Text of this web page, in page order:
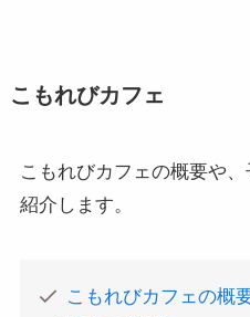
こもれびカフェ
こもれびカフェの概要や
紹介します。
こもれびカフェの概